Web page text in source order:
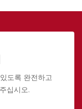
도록 완전하고
십시오.